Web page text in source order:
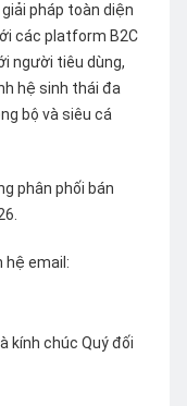
pháp toàn diện
các platform B2C
người tiêu dùng,
hệ sinh thái đa
bộ và siêu cá
phân phối bán
hệ email:
kính chúc Quý đối